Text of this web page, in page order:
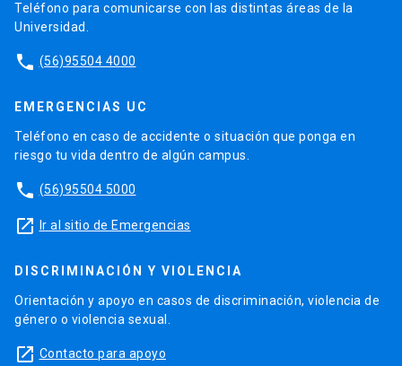
Teléfono para comunicarse con las distintas áreas de la
Universidad.
phone (56)95504 4000
EMERGENCIAS UC
Teléfono en caso de accidente o situación que ponga en
riesgo tu vida dentro de algún campus.
phone (56)95504 5000
launch Ir al sitio de Emergencias
DISCRIMINACIÓN Y VIOLENCIA
Orientación y apoyo en casos de discriminación, violencia de
género o violencia sexual.
launch Contacto para apoyo